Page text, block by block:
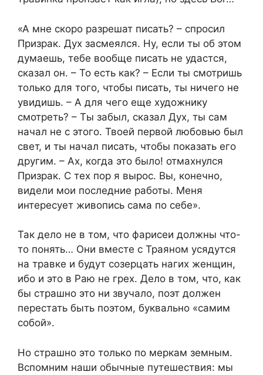
«А мне скоро разрешат писать? – спросил
Призрак. Дух засмеялся. Ну, если ты об этом
думаешь, тебе вообще писать не удастся,
сказал он. – То есть как? – Если ты смотришь
только для того, чтобы писать, ты ничего не
увидишь. – А для чего еще художнику
смотреть? – Ты забыл, сказал Дух, ты сам
начал не с этого. Твоей первой любовью был
свет, и ты начал писать, чтобы показать его
другим. – Ах, когда это было! отмахнулся
Призрак. С тех пор я вырос. Вы, конечно,
видели мои последние работы. Меня
интересует живопись сама по себе».
Так дело не в том, что фарисеи должны что-
то понять… Они вместе с Траяном усядутся
на травке и будут созерцать нагих женщин,
ибо и это в Раю не грех. Дело в том, что, как
бы страшно это ни звучало, поэт должен
перестать быть поэтом, буквально «самим
собой».
Но страшно это только по меркам земным.
Вспомним наши обычные путешествия: мы